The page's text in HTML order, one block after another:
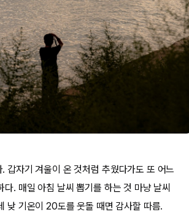
갑자기 겨울이 온 것처럼 추웠다가도 또 어느
다. 매일 아침 날씨 뽑기를 하는 것 마냥 날씨
낮 기온이 20도를 웃돌 때면 감사할 따름.